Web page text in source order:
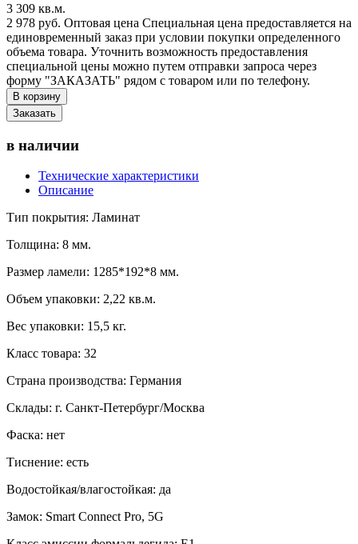
3 309 кв.м.
2 978 руб. Оптовая цена Специальная цена предоставляется на
единовременный заказ при условии покупки определенного
объема товара. Уточнить возможность предоставления
специальной цены можно путем отправки запроса через
форму "ЗАКАЗАТЬ" рядом с товаром или по телефону.
В корзину
Заказать
в наличии
Технические характеристики
Описание
Тип покрытия: Ламинат
Толщина: 8 мм.
Размер ламели: 1285*192*8 мм.
Объем упаковки: 2,22 кв.м.
Вес упаковки: 15,5 кг.
Класс товара: 32
Страна производства: Германия
Склады: г. Санкт-Петербург/Москва
Фаска: нет
Тиснение: есть
Водостойкая/влагостойкая: да
Замок: Smart Connect Pro, 5G